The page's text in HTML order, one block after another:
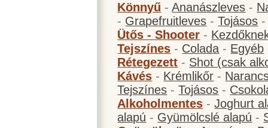
Könnyű -Ananászleves -
- Grapefruitleves -Tojásos
Ütős - Shooter -
Tejszínes - Colada - Egyéb
Rétegezett - Shot (csak
Kávés - Krémlikőr -
Tejszínes -Tojásos -
Alkoholmentes -Joghurt
alapú - Gyümölcslé alapú -